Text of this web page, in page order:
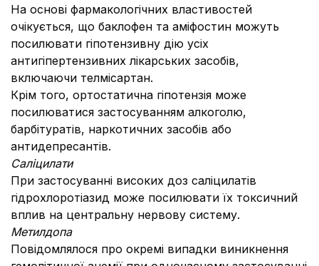
На основі фармакологічних властивостей
очікується, що баклофен та аміфостин можуть
посилювати гіпотензивну дію усіх
антигіпертензивних лікарських засобів,
включаючи телмісартан.
Крім того, ортостатична гіпотензія може
посилюватися застосуванням алкоголю,
барбітуратів, наркотичних засобів або
антидепресантів.
Саліцилати
При застосуванні високих доз саліцилатів
гідрохлоротіазид може посилювати їх токсичний
вплив на центральну нервову систему.
Метилдопа
Повідомлялося про окремі випадки виникнення